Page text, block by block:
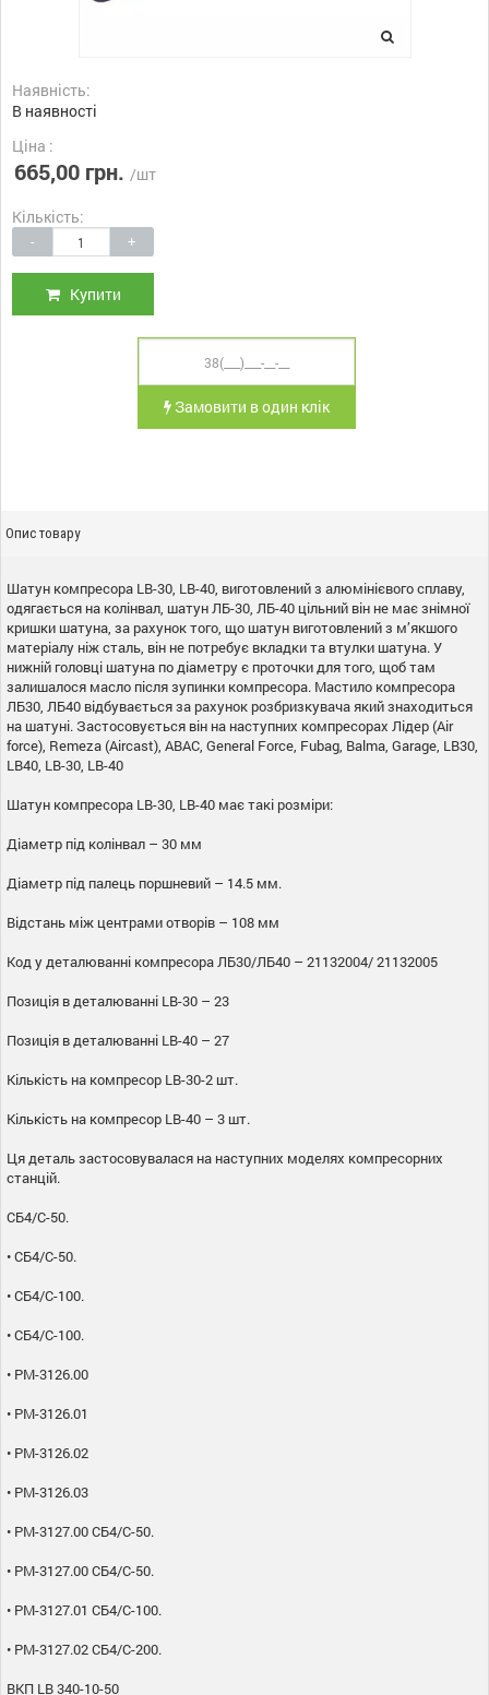
Наявність:
В наявності
Ціна :
665,00 грн. /шт
Кількість:
- +
Купити
Замовити в один клік
Опис товару
Шатун компресора LB-30, LB-40, виготовлений з алюмінієвого сплаву,
одягається на колінвал, шатун ЛБ-30, ЛБ-40 цільний він не має знімної
кришки шатуна, за рахунок того, що шатун виготовлений з м’якшого
матеріалу ніж сталь, він не потребує вкладки та втулки шатуна. У
нижній головці шатуна по діаметру є проточки для того, щоб там
залишалося масло після зупинки компресора. Мастило компресора
ЛБ30, ЛБ40 відбувається за рахунок розбризкувача який знаходиться
на шатуні. Застосовується він на наступних компресорах Лідер (Air
force), Remeza (Aircast), ABAC, General Force, Fubag, Balma, Garage, LB30,
LB40, LB-30, LB-40
Шатун компресора LB-30, LB-40 має такі розміри:
Діаметр під колінвал – 30 мм
Діаметр під палець поршневий – 14.5 мм.
Відстань між центрами отворів – 108 мм
Код у деталюванні компресора ЛБ30/ЛБ40 – 21132004/ 21132005
Позиція в деталюванні LB-30 – 23
Позиція в деталюванні LB-40 – 27
Кількість на компресор LB-30-2 шт.
Кількість на компресор LB-40 – 3 шт.
Ця деталь застосовувалася на наступних моделях компресорних
станцій.
СБ4/С-50.
• СБ4/С-50.
• СБ4/С-100.
• СБ4/С-100.
• РМ-3126.00
• РМ-3126.01
• РМ-3126.02
• РМ-3126.03
• РМ-3127.00 СБ4/С-50.
• РМ-3127.00 СБ4/С-50.
• РМ-3127.01 СБ4/С-100.
• РМ-3127.02 СБ4/С-200.
ВКП LB 340-10-50